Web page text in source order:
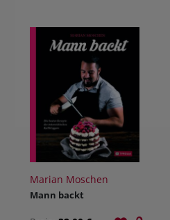
Marian Moschen
Mann backt